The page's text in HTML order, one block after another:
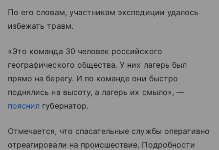
По его словам, участникам экспедиции удалось
избежать травм.
«Это команда 30 человек российского
географического общества. У них лагерь был
прямо на берегу. И по команде они быстро
поднялись на высоту, а лагерь их смыло», —
пояснил губернатор.
Отмечается, что спасательные службы оперативно
отреагировали на происшествие. Подробности